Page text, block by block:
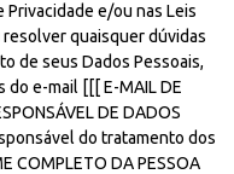
e/ou nas Leis
quaisquer dúvidas
de seus Dados Pessoais,
e-mail [[[ E-MAIL DE
DE DADOS
do tratamento dos
COMPLETO DA PESSOA